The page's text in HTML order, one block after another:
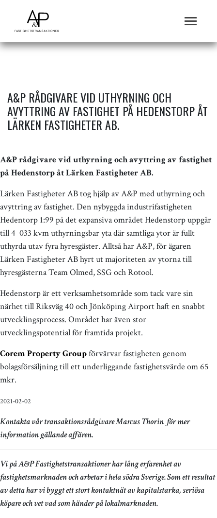
A&P RÅDGIVARE VID UTHYRNING OCH
AVYTTRING AV FASTIGHET PÅ HEDENSTORP ÅT
LÄRKEN FASTIGHETER AB.
A&P rådgivare vid uthyrning och avyttring av fastighet
på Hedenstorp åt Lärken Fastigheter AB.
Lärken Fastigheter AB tog hjälp av A&P med uthyrning och
avyttring av fastighet. Den nybyggda industrifastigheten
Hedentorp 1:99 på det expansiva området Hedenstorp uppgår
till 4 033 kvm uthyrningsbar yta där samtliga ytor är fullt
uthyrda utav fyra hyresgäster. Alltså har A&P, för ägaren
Lärken Fastigheter AB hyrt ut majoriteten av ytorna till
hyresgästerna Team Olmed, SSG och Rotool.
Hedenstorp är ett verksamhetsområde som tack vare sin
närhet till Riksväg 40 och Jönköping Airport haft en snabbt
utvecklingsprocess. Området har även stor
utvecklingspotential för framtida projekt.
Corem Property Groupförvärvar fastigheten genom
bolagsförsäljning till ett underliggande fastighetsvärde om 65
mkr.
2021-02-02
Kontakta vår transaktionsrådgivare Marcus Thorin för mer
information gällande affären.
Vi på A&P Fastighetstransaktioner har lång erfarenhet av
fastighetsmarknaden och arbetar i hela södra Sverige. Som ett resultat
av detta har vi byggt ett stort kontaktnät av kapitalstarka, seriösa
köpare och vet vad som händer på lokalmarknaden.